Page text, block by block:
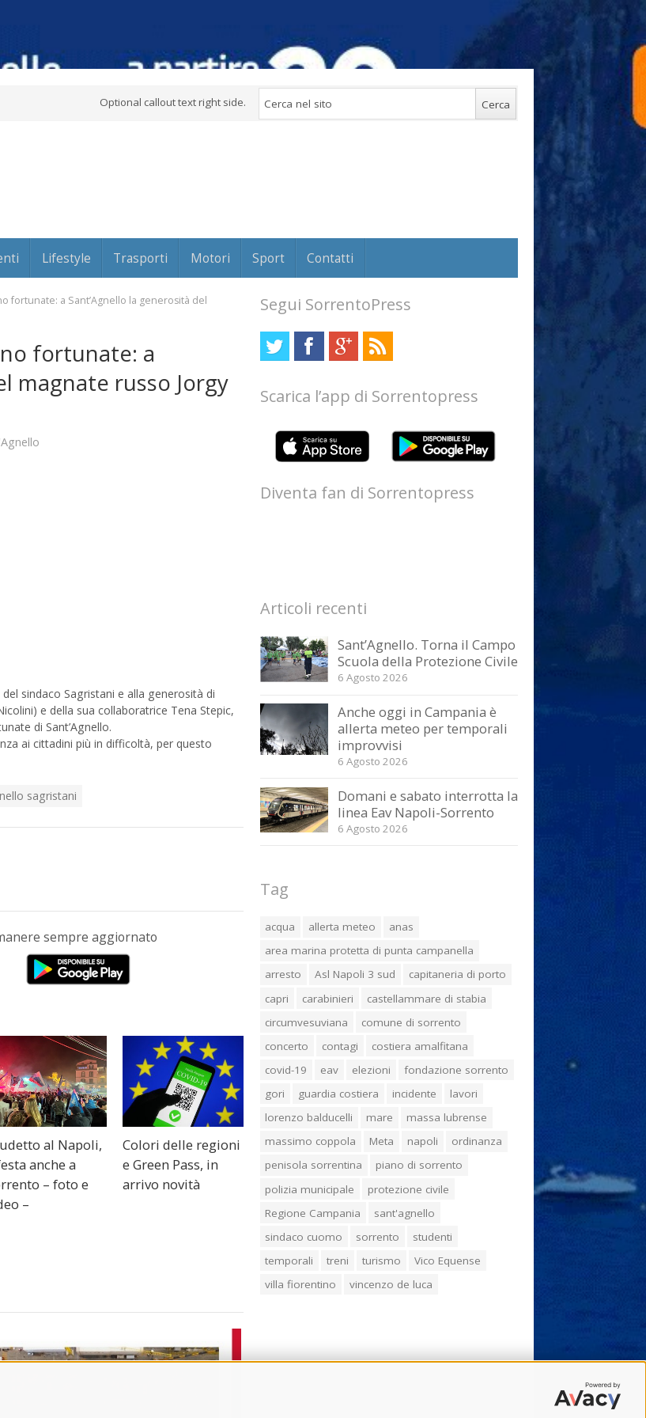
Optional callout text right side.
Lifestyle Trasporti Motori Sport Contatti
fortunate: a Sant’Agnello la generosità del
fortunate: a
magnate russo Jorgy
sindaco Sagristani e alla generosità di
e della sua collaboratrice Tena Stepic,
di Sant’Agnello.
ai cittadini più in difficoltà, per questo
sagristani
sempre aggiornato
al Napoli,
anche a
– foto e
–
Colori delle regioni
e Green Pass, in
arrivo novità
Segui SorrentoPress
Scarica l’app di Sorrentopress
Diventa fan di Sorrentopress
Articoli recenti
Sant’Agnello. Torna il Campo
Scuola della Protezione Civile
6 Agosto 2026
Anche oggi in Campania è
allerta meteo per temporali
improvvisi
6 Agosto 2026
Domani e sabato interrotta la
linea Eav Napoli-Sorrento
6 Agosto 2026
Tag
acqua allerta meteo
anas
area marina protetta di punta campanella
arresto
Asl Napoli 3 sud
capitaneria di porto
capri
carabinieri
castellammare di stabia
circumvesuviana
comune di sorrento
concerto
contagi
costiera amalfitana
covid-19
eav elezioni
fondazione sorrento
gori
guardia costiera incidente
lavori
lorenzo balducelli
mare
massa lubrense
massimo coppola
Meta napoli
ordinanza
penisola sorrentina
piano di sorrento
polizia municipale
protezione civile
Regione Campania
sant'agnello
sindaco cuomo
sorrento
studenti
temporali
treni turismo
Vico Equense
villa fiorentino
vincenzo de luca